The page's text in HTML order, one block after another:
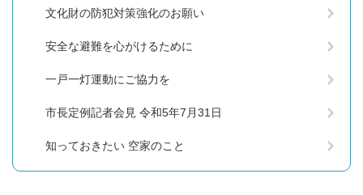
文化財の防犯対策強化のお願い
安全な避難を心がけるために
一戸一灯運動にご協力を
市長定例記者会見 令和5年7月31日
知っておきたい 空家のこと